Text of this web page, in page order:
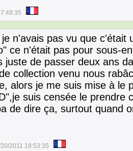
n'avais pas vu que c'était
ce n'était pas pour sous-
juste de passer deux ans
collection venu nous
alors je me suis mise à le
suis censée le prendre
de dire ça, surtout quand
2011 18:53:35